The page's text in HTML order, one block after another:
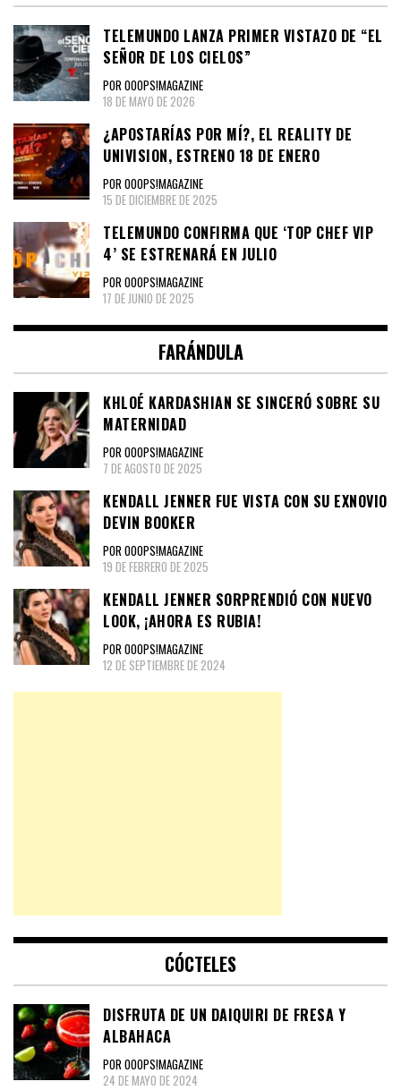
TELEMUNDO LANZA PRIMER VISTAZO DE “EL
SEÑOR DE LOS CIELOS”
POR OOOPS!MAGAZINE
18 DE MAYO DE 2026
¿APOSTARÍAS POR MÍ?, EL REALITY DE
UNIVISION, ESTRENO 18 DE ENERO
POR OOOPS!MAGAZINE
15 DE DICIEMBRE DE 2025
TELEMUNDO CONFIRMA QUE ‘TOP CHEF VIP
4’ SE ESTRENARÁ EN JULIO
POR OOOPS!MAGAZINE
17 DE JUNIO DE 2025
FARÁNDULA
KHLOÉ KARDASHIAN SE SINCERÓ SOBRE SU
MATERNIDAD
POR OOOPS!MAGAZINE
7 DE AGOSTO DE 2025
KENDALL JENNER FUE VISTA CON SU EXNOVIO
DEVIN BOOKER
POR OOOPS!MAGAZINE
19 DE FEBRERO DE 2025
KENDALL JENNER SORPRENDIÓ CON NUEVO
LOOK, ¡AHORA ES RUBIA!
POR OOOPS!MAGAZINE
12 DE SEPTIEMBRE DE 2024
CÓCTELES
DISFRUTA DE UN DAIQUIRI DE FRESA Y
ALBAHACA
POR OOOPS!MAGAZINE
24 DE MAYO DE 2024